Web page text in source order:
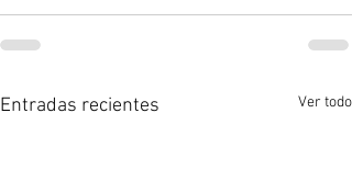
Entradas recientes Ver todo